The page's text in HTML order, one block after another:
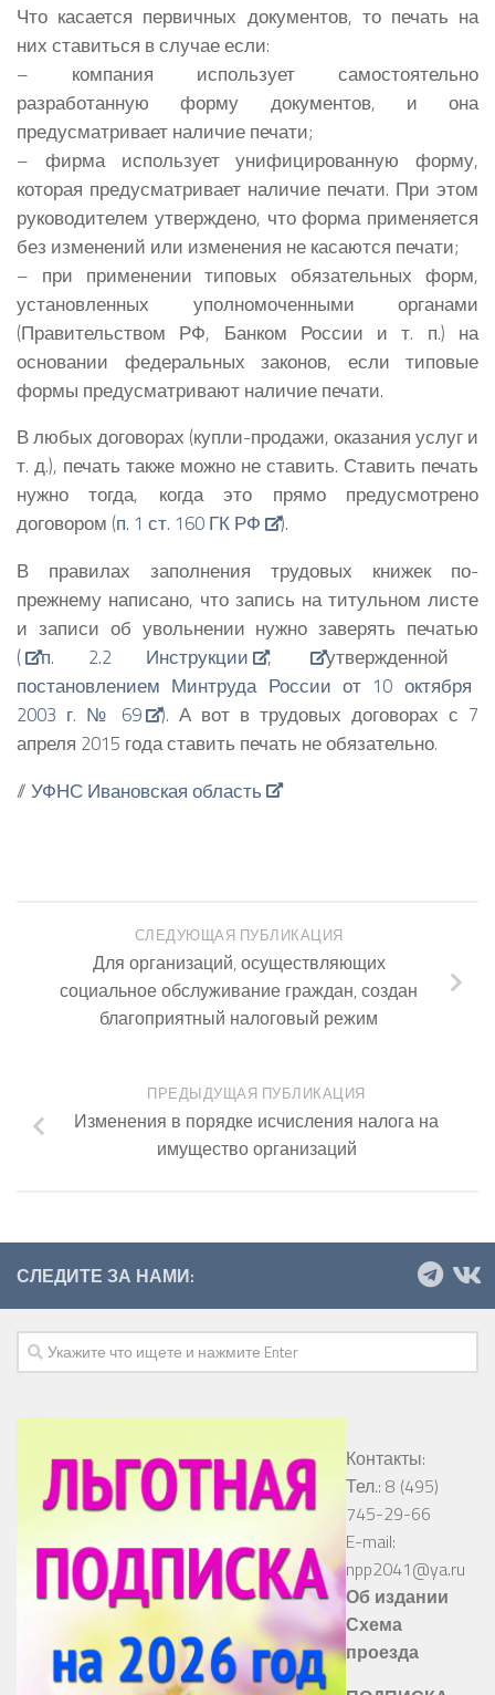
Что касается первичных документов, то печать на
них ставиться в случае если:
– компания использует самостоятельно
разработанную форму документов, и она
предусматривает наличие печати;
– фирма использует унифицированную форму,
которая предусматривает наличие печати. При этом
руководителем утверждено, что форма применяется
без изменений или изменения не касаются печати;
– при применении типовых обязательных форм,
установленных уполномоченными органами
(Правительством РФ, Банком России и т. п.) на
основании федеральных законов, если типовые
формы предусматривают наличие печати.
В любых договорах (купли-продажи, оказания услуг и
т. д.), печать также можно не ставить. Ставить печать
нужно тогда, когда это прямо предусмотрено
договором (п. 1 ст. 160 ГК РФ
).
В правилах заполнения трудовых книжек по-
прежнему написано, что запись на титульном листе
и записи об увольнении нужно заверять печатью
(
п. 2.2 Инструкции ,
утвержденной
постановлением Минтруда России от 10 октября
2003 г. № 69
). А вот в трудовых договорах с 7
апреля 2015 года ставить печать не обязательно.
// УФНС Ивановская область
СЛЕДУЮЩАЯ ПУБЛИКАЦИЯ
Для организаций, осуществляющих
социальное обслуживание граждан, создан
благоприятный налоговый режим
ПРЕДЫДУЩАЯ ПУБЛИКАЦИЯ
Изменения в порядке исчисления налога на
имущество организаций
СЛЕДИТЕ ЗА НАМИ:
Контакты:
Тел.: 8 (495)
745-29-66
E-mail:
npp2041@ya.ru
Об издании
Схема
проезда